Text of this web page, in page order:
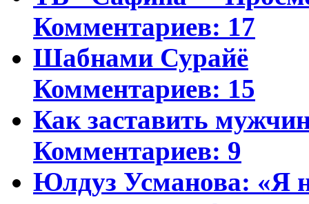
Комментариев: 17
Шабнами Сурайё
Комментариев: 15
Как заставить
Комментариев: 9
Юлдуз Усманова: «Я